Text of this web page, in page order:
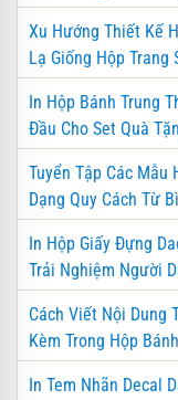
Xu Hướng Thiết Kế
Lạ Giống Hộp Trang
In Hộp Bánh Trung
Đầu Cho Set Quà
Tuyển Tập Các Mẫu
Dạng Quy Cách Từ
In Hộp Giấy Đựng
Trải Nghiệm Người
Cách Viết Nội Dung
Kèm Trong Hộp
In Tem Nhãn Decal